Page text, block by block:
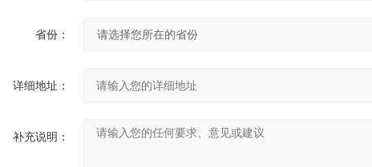
省份：
详细地址：
补充说明：